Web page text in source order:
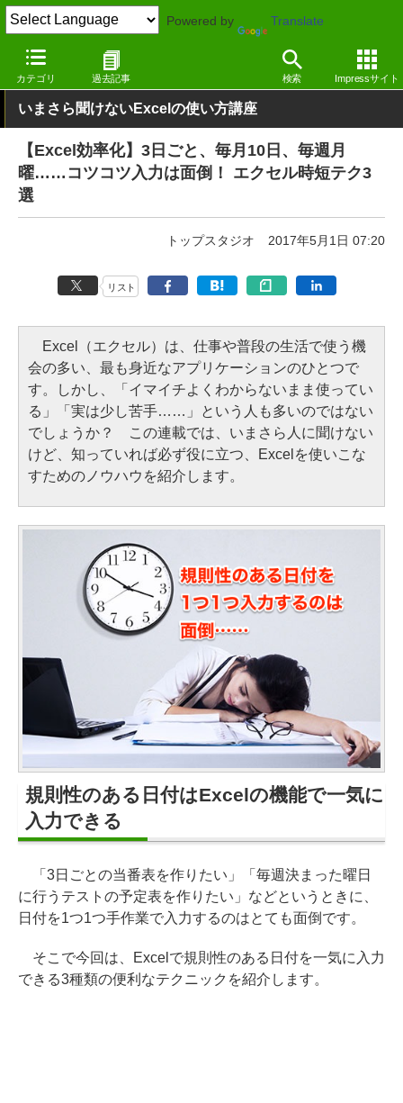
Powered by Translate
カテゴリ 過去記事 検索 Impressサイト
窓の杜 オフィス・ドキュメント Windows
いまさら聞けないExcelの使い方講座
【Excel効率化】3日ごと、毎月10日、毎週月
曜……コツコツ入力は面倒！ エクセル時短テク3
選
トップスタジオ 2017年5月1日 07:20
リスト
Excel（エクセル）は、仕事や普段の生活で使う機
会の多い、最も身近なアプリケーションのひとつで
す。しかし、「イマイチよくわからないまま使ってい
る」「実は少し苦手……」という人も多いのではない
でしょうか？ この連載では、いまさら人に聞けない
けど、知っていれば必ず役に立つ、Excelを使いこな
すためのノウハウを紹介します。
規則性のある日付はExcelの機能で一気に
入力できる
「3日ごとの当番表を作りたい」「毎週決まった曜日
に行うテストの予定表を作りたい」などというときに、
日付を1つ1つ手作業で入力するのはとても面倒です。
そこで今回は、Excelで規則性のある日付を一気に入力
できる3種類の便利なテクニックを紹介します。